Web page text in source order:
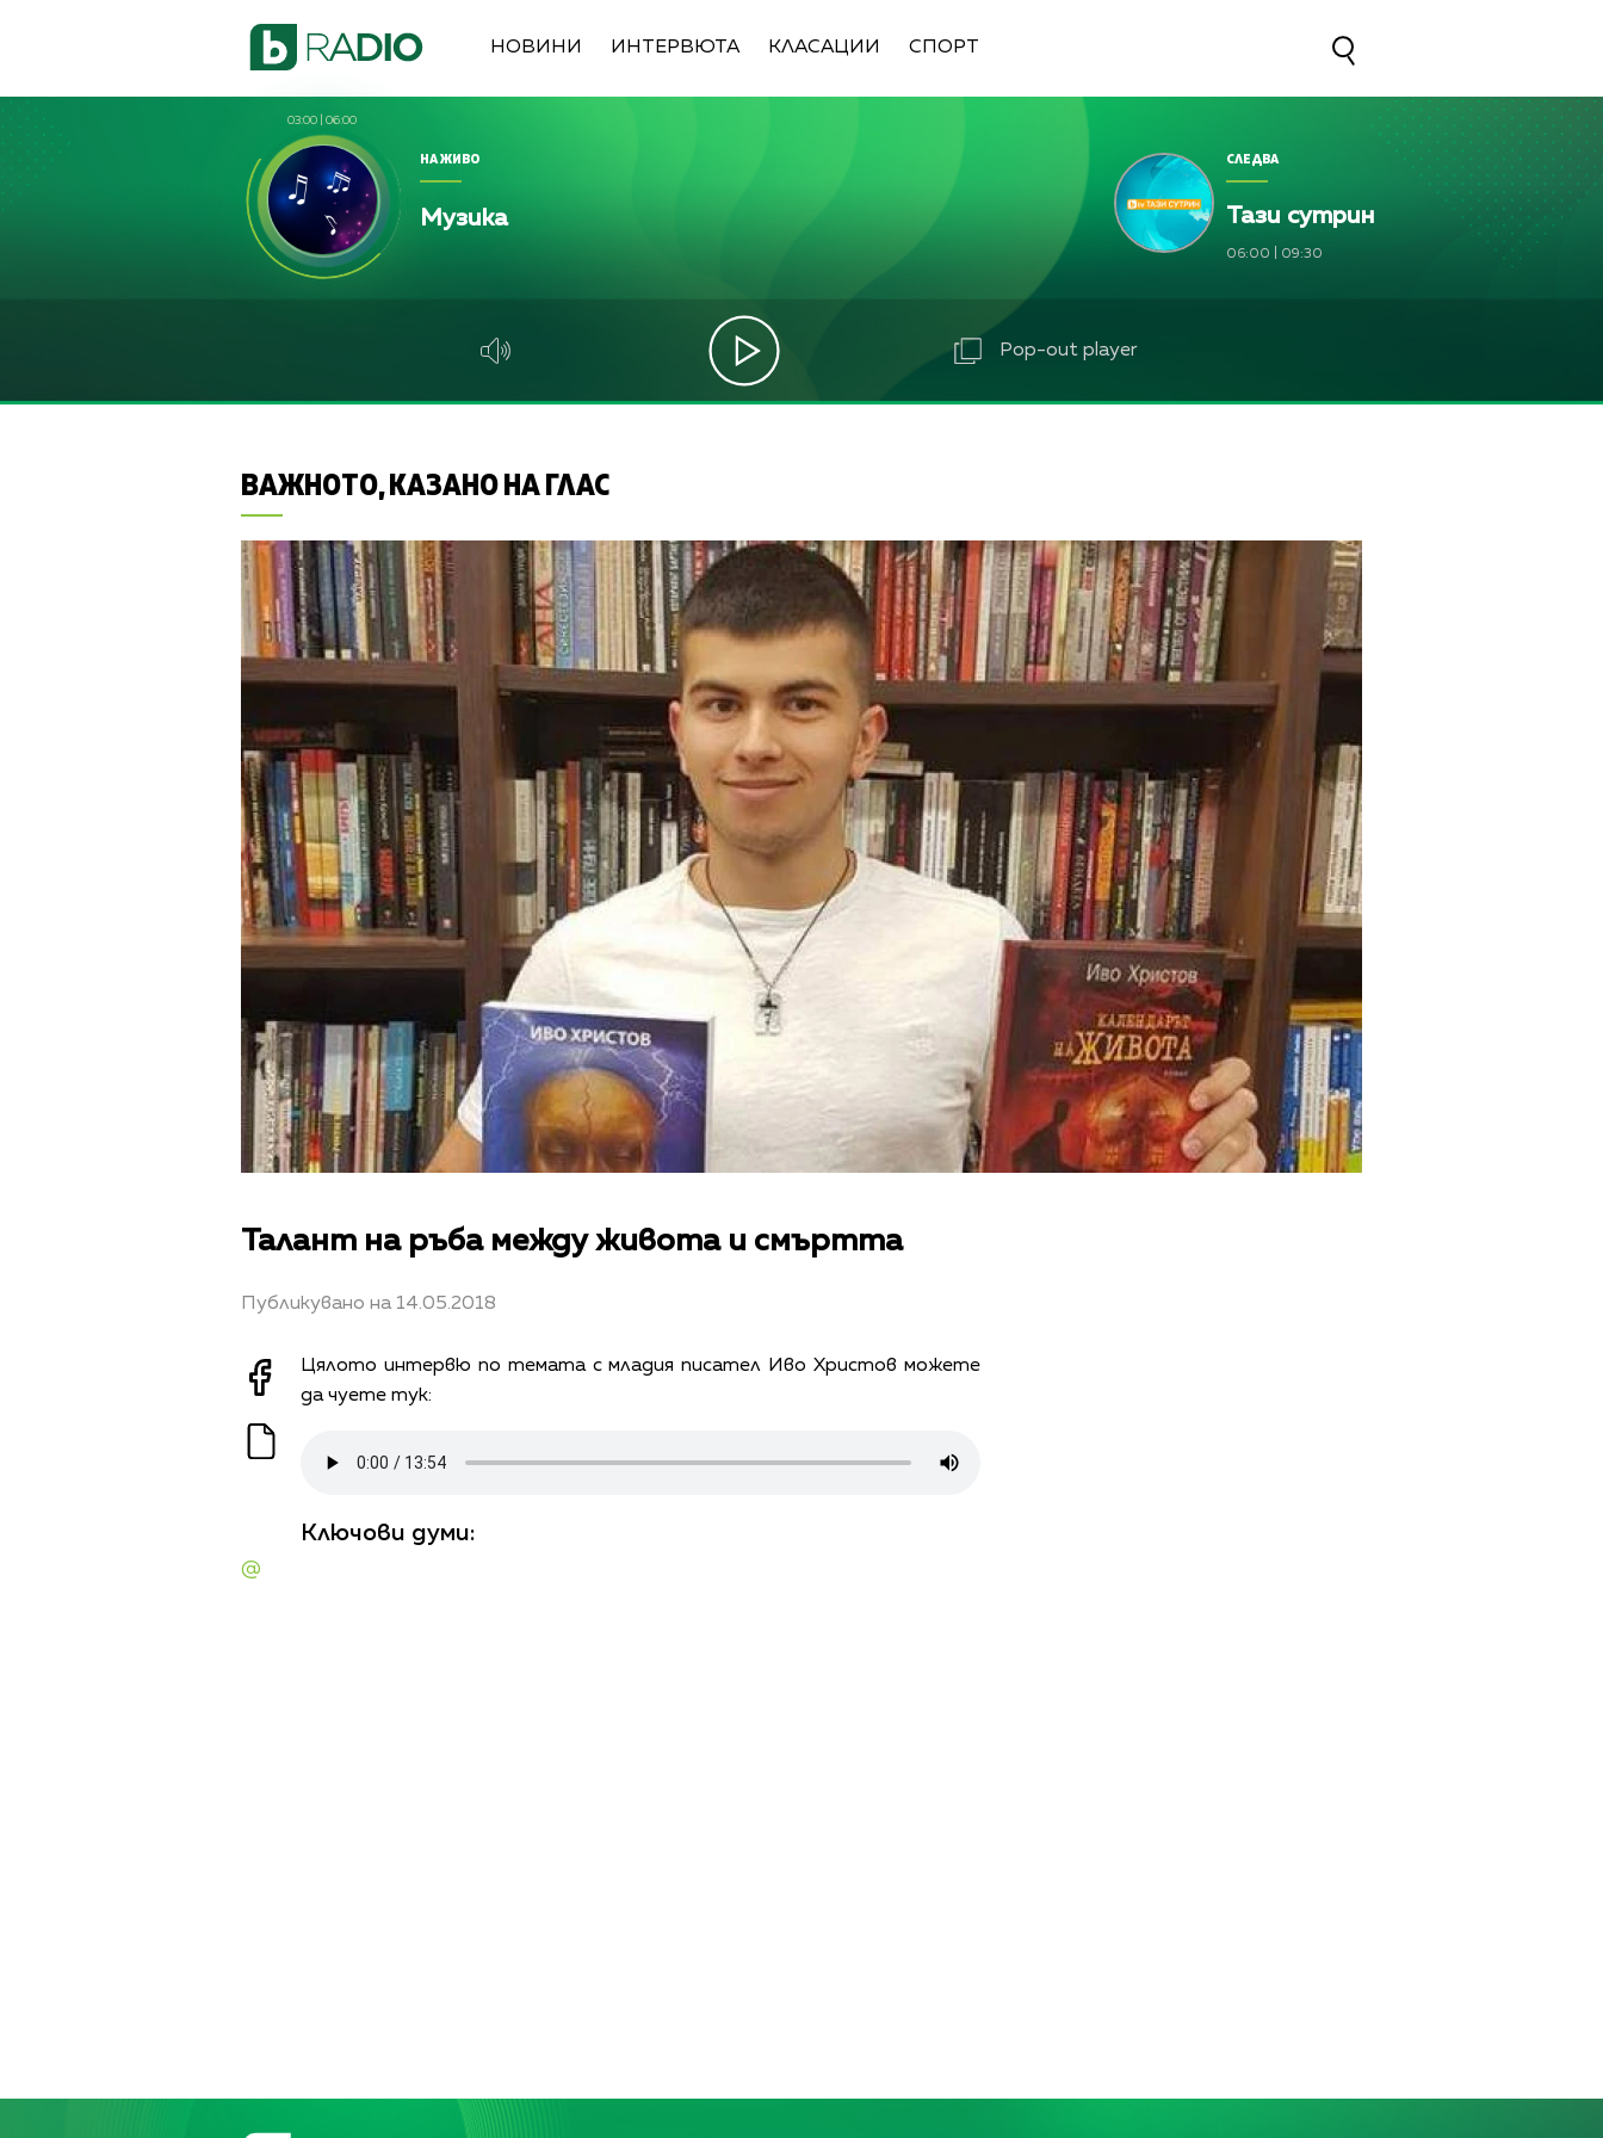
НОВИНИ ИНТЕРВЮТА КЛАСАЦИИ СПОРТ
03:00 06:00
НА ЖИВО
Музика
СЛЕДВА
Тази сутрин
06:00 09:30
Pop-out player
ВАЖНОТО, КАЗАНО НА ГЛАС
Талант на ръба между живота и смъртта
Публикувано на 14.05.2018
Цялото интервю по темата с младия писател Иво Христов можете
да чуете тук:
Ключови думи:
@